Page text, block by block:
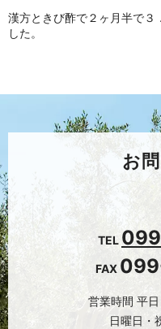
漢方ときび酢で２ヶ月半で３
した。
お
TEL
FAX
営業時間 平
日曜日・